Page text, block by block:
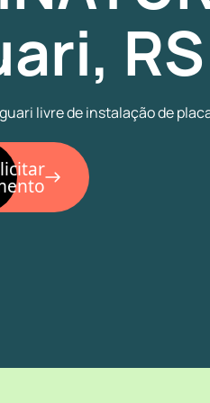
RS
livre de instalação de